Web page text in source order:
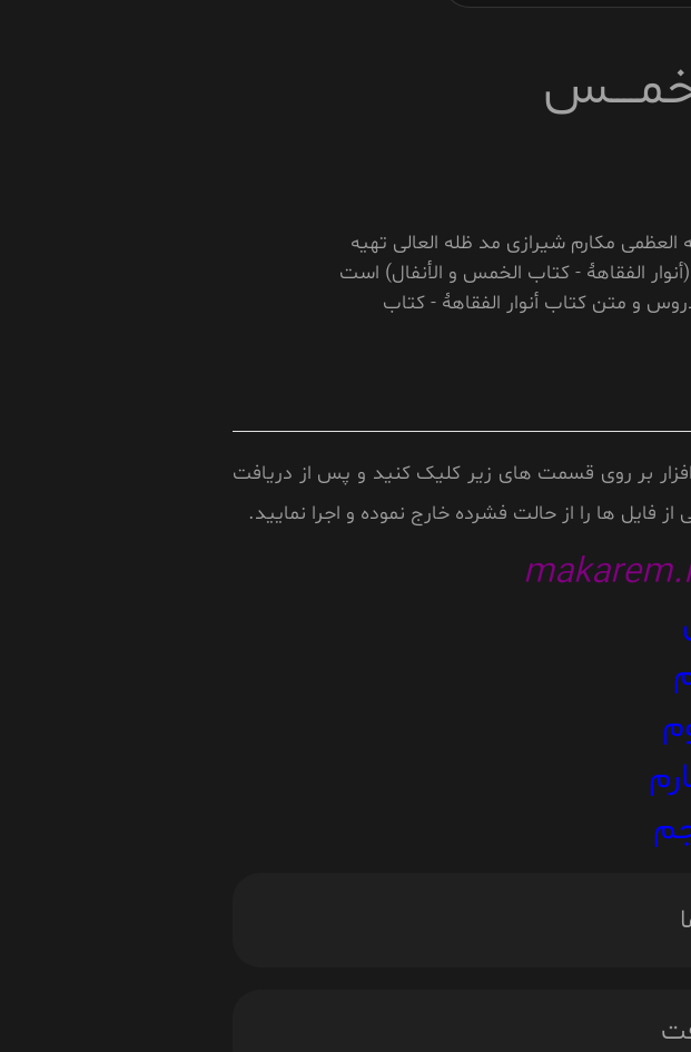
مکارم شیرازی مد ظله العالی تهیه
الفقاهۀ - کتاب الخمس و الأنفال) است
صوت دروس و متن کتاب أنوار الفقاهۀ - کتاب
بر روی قسمت های زیر کلیک کنید و پس از دریافت
فایل ها را از حالت فشرده خارج نموده و اجرا نمایید.